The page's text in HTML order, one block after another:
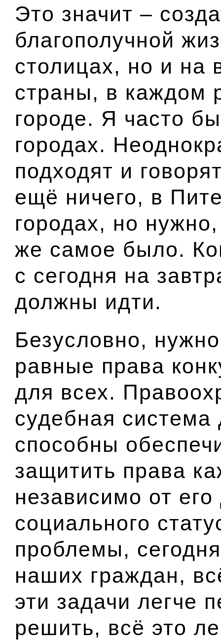
Это значит –
благополучной
столицах, но и на
страны, в каждом
городе. Я часто
городах.
подходят и
ещё ничего, в
городах, но
же самое было.
с сегодня на
должны идти.
Безусловно,
равные права
для всех.
судебная
способны
защитить права
независимо от
социального
проблемы,
наших граждан,
эти задачи легче
решить, всё это